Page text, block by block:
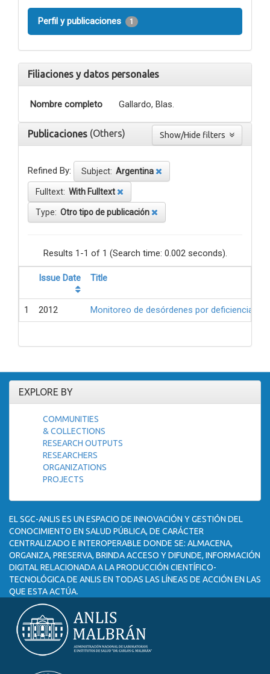
Perfil y publicaciones 1
Filiaciones y datos personales
Nombre completo Gallardo, Blas.
Publicaciones (Others)
Refined By: Subject: Argentina
Fulltext: With Fulltext
Type: Otro tipo de publicación
Results 1-1 of 1 (Search time: 0.002 seconds).
Issue Date Title
1 2012 Monitoreo de desórdenes por deficiencia
EXPLORE BY
COMMUNITIES
& COLLECTIONS
RESEARCH OUTPUTS
RESEARCHERS
ORGANIZATIONS
PROJECTS
EL SGC-ANLIS ES UN ESPACIO DE INNOVACIÓN Y GESTIÓN DEL
CONOCIMIENTO EN SALUD PÚBLICA, DE CARÁCTER
CENTRALIZADO E INTEROPERABLE DONDE SE: ALMACENA,
ORGANIZA, PRESERVA, BRINDA ACCESO Y DIFUNDE, INFORMACIÓN
DIGITAL RELACIONADA A LA PRODUCCIÓN CIENTÍFICO-
TECNOLÓGICA DE ANLIS EN TODAS LAS LÍNEAS DE ACCIÓN EN LAS
QUE ESTA ACTÚA.